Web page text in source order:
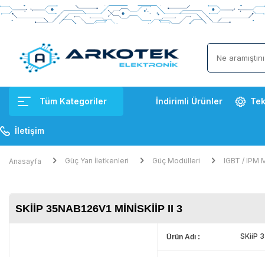
Tüm Kategoriler İndirimli Ürünler
İletişim
Anasayfa Güç Yarı İletkenleri Güç Modülleri IGBT / IPM
SKIIP 35NAB126V1 MINISKIIP II 3
Ürün Adı SKiiP